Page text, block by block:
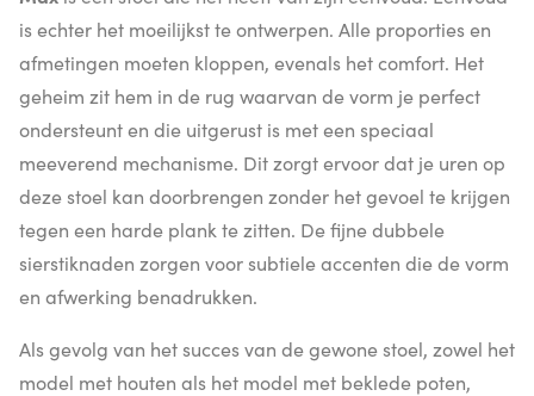
is echter het moeilijkst te ontwerpen. Alle proporties en
afmetingen moeten kloppen, evenals het comfort. Het
geheim zit hem in de rug waarvan de vorm je perfect
ondersteunt en die uitgerust is met een speciaal
meeverend mechanisme. Dit zorgt ervoor dat je uren op
deze stoel kan doorbrengen zonder het gevoel te krijgen
tegen een harde plank te zitten. De fijne dubbele
sierstiknaden zorgen voor subtiele accenten die de vorm
en afwerking benadrukken.
Als gevolg van het succes van de gewone stoel, zowel het
model met houten als het model met beklede poten,